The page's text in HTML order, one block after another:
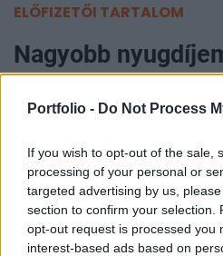
Portfolio - Do Not Process
If you wish to opt-out of the sale,
processing of your personal or
targeted advertising by us,
section to confirm your selection.
opt-out request is processed you
interest-based ads based on
ELŐFIZETŐI TARTALOM
Nagyobb
be Orbán Viktor
2016. november 20. 18:10
Ha meg tudnak állapodni a
magasabb minimálbér-
emelkedő bérek és a